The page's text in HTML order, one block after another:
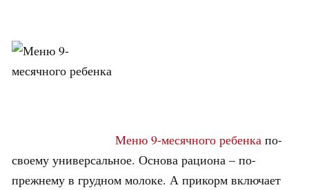
Меню 9-месячного ребенка по-
своему универсальное. Основа рациона – по-
прежнему в грудном молоке. А прикорм включает